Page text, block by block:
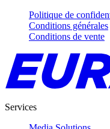
Politique de
Conditions générales
Conditions de vente
Services